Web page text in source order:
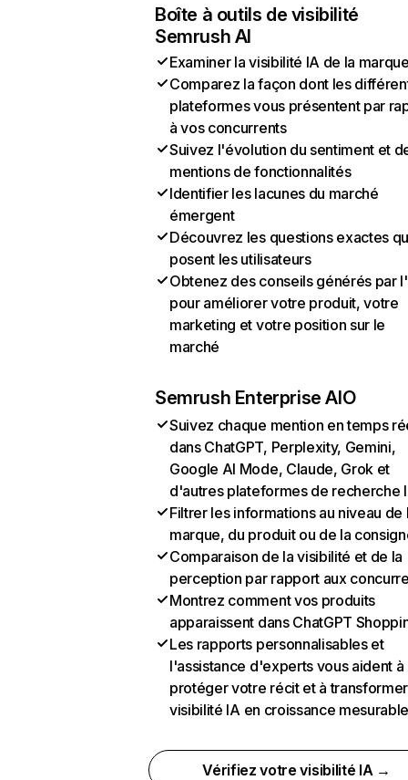
Boîte à outils de visibilité
Semrush AI
Examiner la visibilité IA de la
Comparez la façon dont les
plateformes vous présentent par
à vos concurrents
Suivez l'évolution du sentiment et
mentions de fonctionnalités
Identifier les lacunes du marché
émergent
Découvrez les questions exactes
posent les utilisateurs
Obtenez des conseils générés par
pour améliorer votre produit, votre
marketing et votre position sur le
marché
Semrush Enterprise AIO
Suivez chaque mention en temps
dans ChatGPT, Perplexity, Gemini,
Google AI Mode, Claude, Grok et
d'autres plateformes de recherche
Filtrer les informations au niveau de
marque, du produit ou de la
Comparaison de la visibilité et de la
perception par rapport aux
Montrez comment vos produits
apparaissent dans ChatGPT
Les rapports personnalisables et
l'assistance d'experts vous aident à
protéger votre récit et à
visibilité IA en croissance
Vérifiez votre visibilité IA →